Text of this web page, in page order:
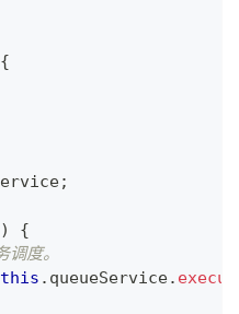
{
;
)
{
度。
this . queueService.